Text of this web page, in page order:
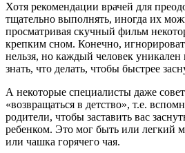
Хотя рекомендации врачей для
тщательно выполнять, иногда их
просматривая скучный фильм
крепким сном. Конечно,
нельзя, но каждый человек
знать, что делать, чтобы быстрее
А некоторые специалисты даже
«возвращаться в детство», т.е.
родители, чтобы заставить вас
ребенком. Это мог быть или легкий
или чашка горячего чая.